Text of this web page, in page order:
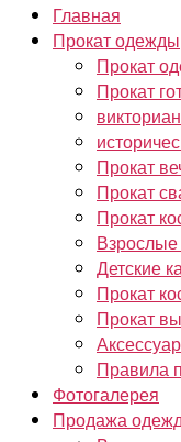
Главная
Прокат одежды
Прокат
Прокат
Прокат
Прокат
Прокат
Детские
Прокат
Прокат
Правила
Фотогалерея
Продажа